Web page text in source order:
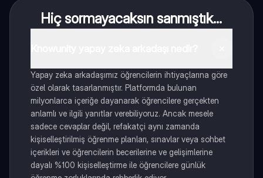
Hiç sormayacaksın sanmıştık...
Yapay zeka arkadaşımız öğrencilerin ihtiyaçlarına göre
özel olarak tasarlanmıştır. Platformda bulunan
milyonlarca içeriğe dayanarak öğrencilere gerçekten
anlamlı ve ilgili yanıtlar verebiliyoruz. Ancak mesele
sadece cevaplar değil, refakatçi aynı zamanda
kişiselleştirilmiş öğrenme planları, sınavlar veya sohbet
içerikleri ve öğrencilerin becerilerine ve gelişimlerine
dayalı %100 kişiselleştirme ile öğrencilere günlük